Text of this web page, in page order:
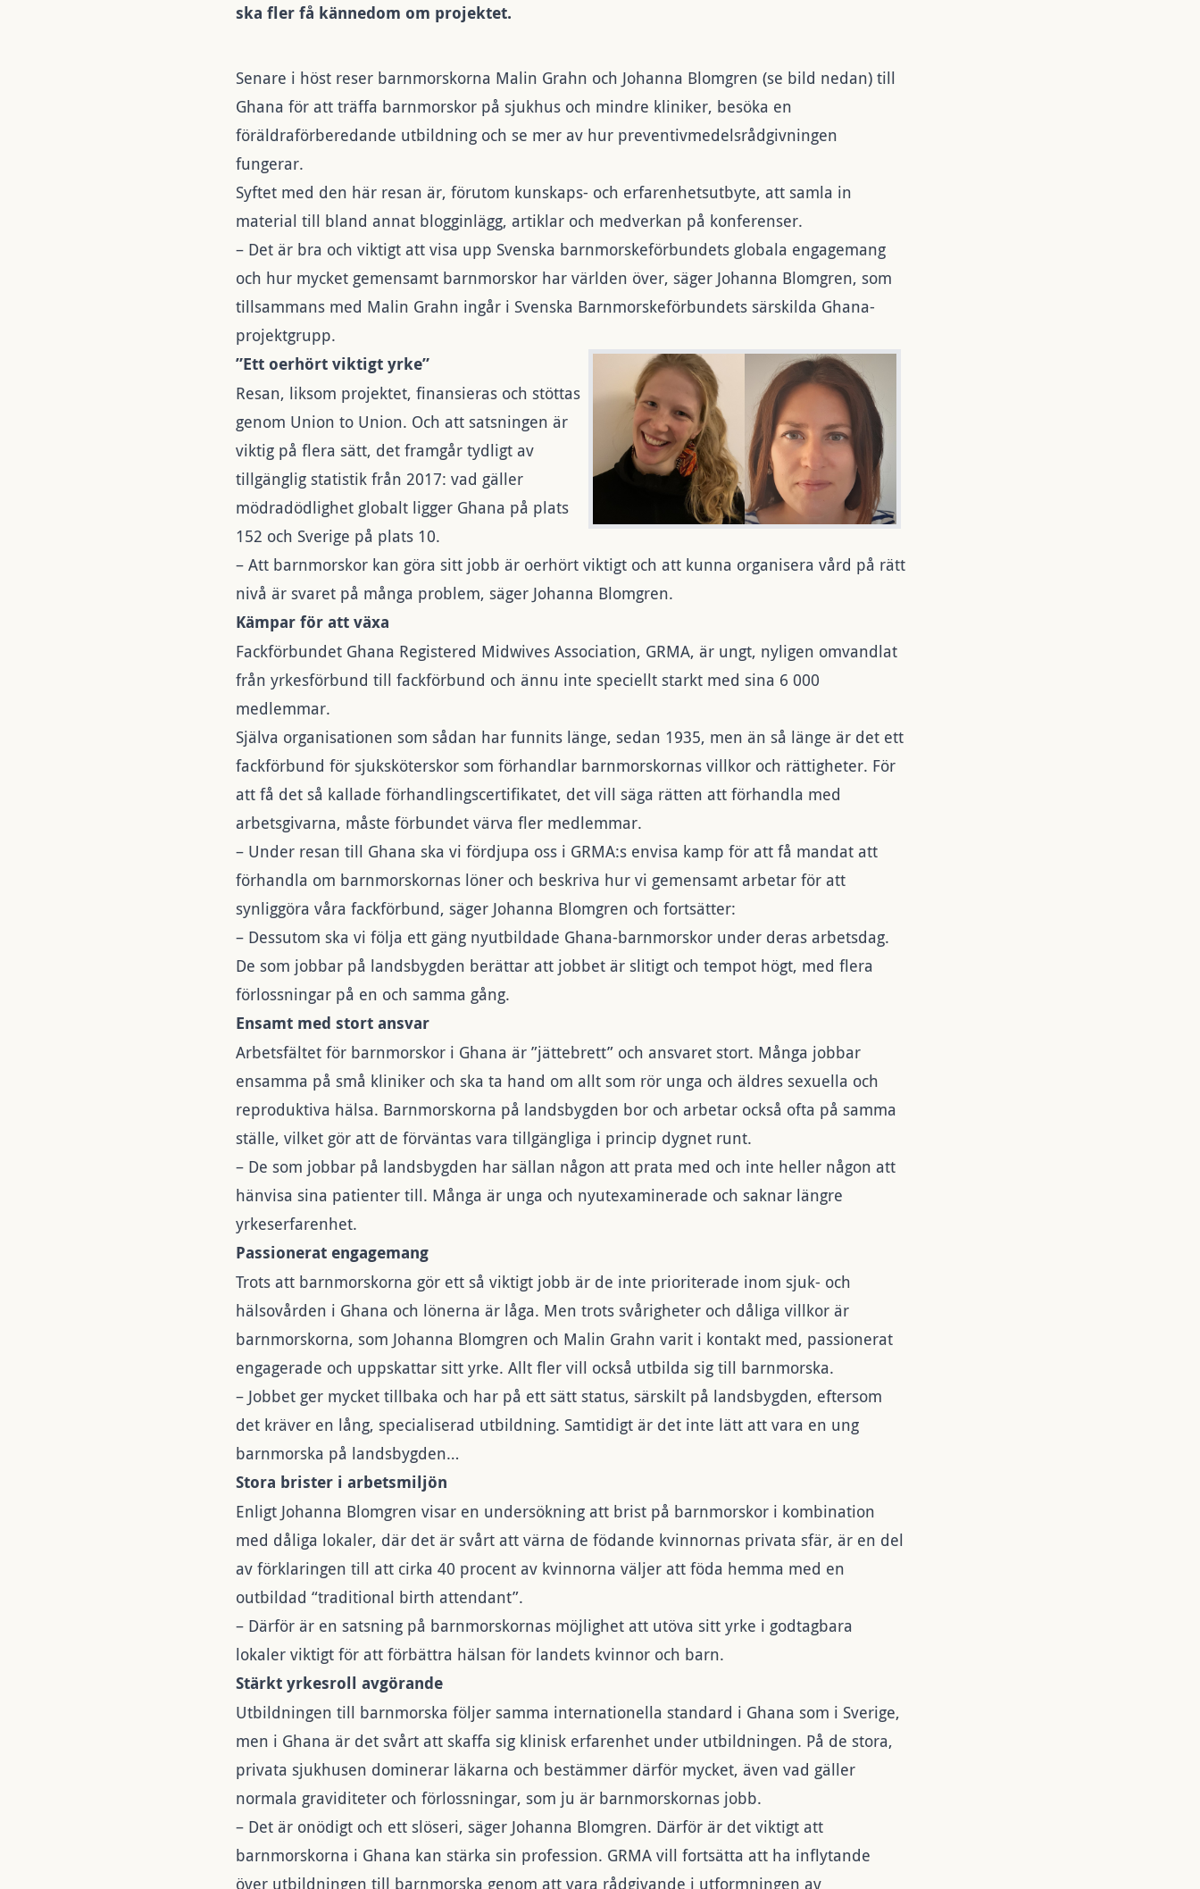
ska fler få kännedom om projektet.
Senare i höst reser barnmorskorna Malin Grahn och Johanna Blomgren (se bild nedan) till
Ghana för att träffa barnmorskor på sjukhus och mindre kliniker, besöka en
föräldraförberedande utbildning och se mer av hur preventivmedelsrådgivningen
fungerar.
Syftet med den här resan är, förutom kunskaps- och erfarenhetsutbyte, att samla in
material till bland annat blogginlägg, artiklar och medverkan på konferenser.
– Det är bra och viktigt att visa upp Svenska barnmorskeförbundets globala engagemang
och hur mycket gemensamt barnmorskor har världen över, säger Johanna Blomgren, som
tillsammans med Malin Grahn ingår i Svenska Barnmorskeförbundets särskilda Ghana-
projektgrupp.
”Ett oerhört viktigt yrke”
Resan, liksom projektet, finansieras och stöttas
genom Union to Union. Och att satsningen är
viktig på flera sätt, det framgår tydligt av
tillgänglig statistik från 2017: vad gäller
mödradödlighet globalt ligger Ghana på plats
152 och Sverige på plats 10.
– Att barnmorskor kan göra sitt jobb är oerhört viktigt och att kunna organisera vård på rätt
nivå är svaret på många problem, säger Johanna Blomgren.
Kämpar för att växa
Fackförbundet Ghana Registered Midwives Association, GRMA, är ungt, nyligen omvandlat
från yrkesförbund till fackförbund och ännu inte speciellt starkt med sina 6 000
medlemmar.
Själva organisationen som sådan har funnits länge, sedan 1935, men än så länge är det ett
fackförbund för sjuksköterskor som förhandlar barnmorskornas villkor och rättigheter. För
att få det så kallade förhandlingscertifikatet, det vill säga rätten att förhandla med
arbetsgivarna, måste förbundet värva fler medlemmar.
– Under resan till Ghana ska vi fördjupa oss i GRMA:s envisa kamp för att få mandat att
förhandla om barnmorskornas löner och beskriva hur vi gemensamt arbetar för att
synliggöra våra fackförbund, säger Johanna Blomgren och fortsätter:
– Dessutom ska vi följa ett gäng nyutbildade Ghana-barnmorskor under deras arbetsdag.
De som jobbar på landsbygden berättar att jobbet är slitigt och tempot högt, med flera
förlossningar på en och samma gång.
Ensamt med stort ansvar
Arbetsfältet för barnmorskor i Ghana är ”jättebrett” och ansvaret stort. Många jobbar
ensamma på små kliniker och ska ta hand om allt som rör unga och äldres sexuella och
reproduktiva hälsa. Barnmorskorna på landsbygden bor och arbetar också ofta på samma
ställe, vilket gör att de förväntas vara tillgängliga i princip dygnet runt.
– De som jobbar på landsbygden har sällan någon att prata med och inte heller någon att
hänvisa sina patienter till. Många är unga och nyutexaminerade och saknar längre
yrkeserfarenhet.
Passionerat engagemang
Trots att barnmorskorna gör ett så viktigt jobb är de inte prioriterade inom sjuk- och
hälsovården i Ghana och lönerna är låga. Men trots svårigheter och dåliga villkor är
barnmorskorna, som Johanna Blomgren och Malin Grahn varit i kontakt med, passionerat
engagerade och uppskattar sitt yrke. Allt fler vill också utbilda sig till barnmorska.
– Jobbet ger mycket tillbaka och har på ett sätt status, särskilt på landsbygden, eftersom
det kräver en lång, specialiserad utbildning. Samtidigt är det inte lätt att vara en ung
barnmorska på landsbygden…
Stora brister i arbetsmiljön
Enligt Johanna Blomgren visar en undersökning att brist på barnmorskor i kombination
med dåliga lokaler, där det är svårt att värna de födande kvinnornas privata sfär, är en del
av förklaringen till att cirka 40 procent av kvinnorna väljer att föda hemma med en
outbildad “traditional birth attendant”.
– Därför är en satsning på barnmorskornas möjlighet att utöva sitt yrke i godtagbara
lokaler viktigt för att förbättra hälsan för landets kvinnor och barn.
Stärkt yrkesroll avgörande
Utbildningen till barnmorska följer samma internationella standard i Ghana som i Sverige,
men i Ghana är det svårt att skaffa sig klinisk erfarenhet under utbildningen. På de stora,
privata sjukhusen dominerar läkarna och bestämmer därför mycket, även vad gäller
normala graviditeter och förlossningar, som ju är barnmorskornas jobb.
– Det är onödigt och ett slöseri, säger Johanna Blomgren. Därför är det viktigt att
barnmorskorna i Ghana kan stärka sin profession. GRMA vill fortsätta att ha inflytande
över utbildningen till barnmorska genom att vara rådgivande i utformningen av